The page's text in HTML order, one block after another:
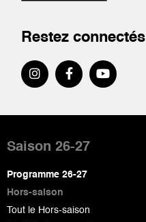
Restez connectés
de
page
Saison 26-27
Programme 26-27
Hors-saison
Tout le Hors-saison